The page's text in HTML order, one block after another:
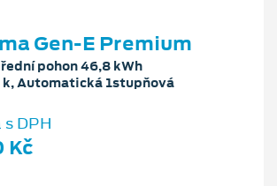
Gen-E Premium
pohon 46,8 kWh
k, Automatická 1stupňová
DPH
Kč